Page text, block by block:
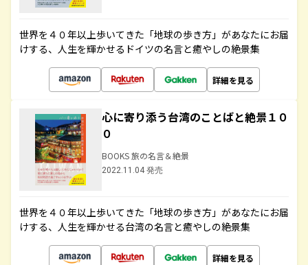
世界を４０年以上歩いてきた「地球の歩き方」があなたにお届
けする、人生を輝かせるドイツの名言と癒やしの絶景集
詳細を見る
心に寄り添う台湾のことばと絶景１０
０
BOOKS 旅の名言＆絶景
2022.11.04 発売
世界を４０年以上歩いてきた「地球の歩き方」があなたにお届
けする、人生を輝かせる台湾の名言と癒やしの絶景集
詳細を見る